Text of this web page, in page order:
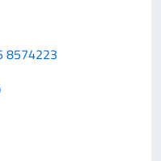
8574223